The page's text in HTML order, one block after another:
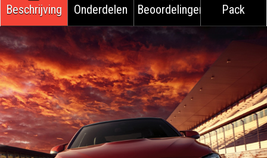
Beschrijving Onderdelen Beoordelingen Pack